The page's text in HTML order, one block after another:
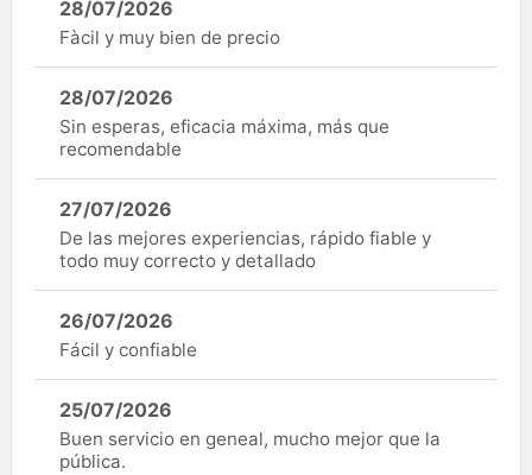
28/07/2026
Fàcil y muy bien de precio
28/07/2026
Sin esperas, eficacia máxima, más que
recomendable
27/07/2026
De las mejores experiencias, rápido fiable y
todo muy correcto y detallado
26/07/2026
Fácil y confiable
25/07/2026
Buen servicio en geneal, mucho mejor que la
pública.